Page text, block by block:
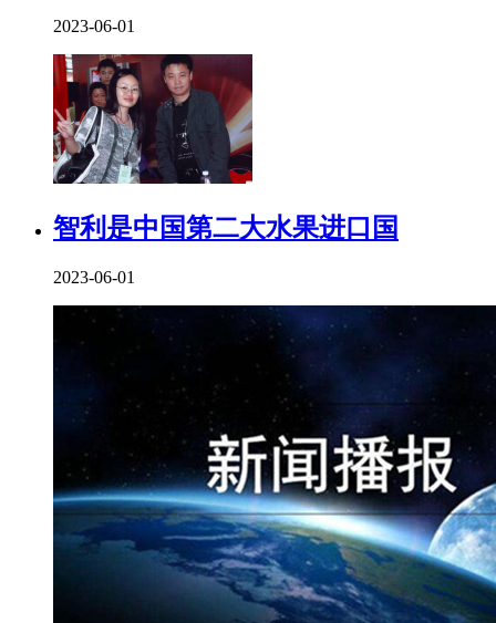
2023-06-01
智利是中国第二大水果进口国
2023-06-01